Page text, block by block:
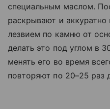
специальным маслом.
раскрывают и
лезвием по камню от
делать это под углом в
менять его во время
повторяют по 20–25 раз